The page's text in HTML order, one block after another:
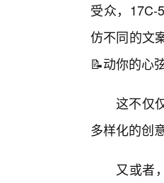
受众，17C-
仿不同的文
📝动你的心
这不仅
多样化的创
又或者